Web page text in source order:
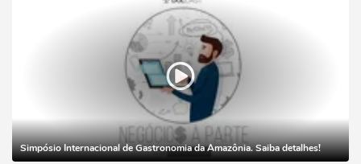
Simpósio Internacional de Gastronomia da Amazônia. Saiba detalhes!